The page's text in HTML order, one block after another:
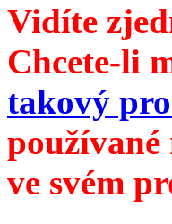
Vidíte
Chcete-li
takový
používané
ve svém